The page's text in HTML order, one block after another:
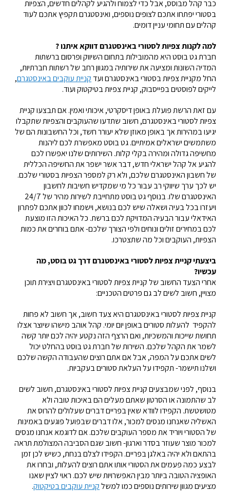
כבר קהל מבוסס, אבל כדי לצמוח ולהגיע לקהלים חדשים, הצפיות
בסטורי יפתחו אתכם לצופים נוספים, ואינסטגרם תקפיץ אתכם לעוד
קהלים עם תחומי עניין דומים.
למה לקנות צפיות לסטורי באינסטגרם דווקאאיתנו?
חברת גט בוסט היא מהמובילות בתחום השיווק ופרסום ברשתות
המדיה השונות ומציעה את שירותיה במגוון רחב של רשתות חברתיות,
החל מקניית צפיות בסטורי באינסטגרם ועדקניית עוקבים באינסטגרם,
לייקים לפוסטים בפייסבוק, קניית צפיות בטיקטוק ועוד.
עם זאת הרשת פועלת באופן דיסקרטי, איכותי ואמין. אם תבצעו קניית
צפיות לסטורי באינסטגרם, חשוב שתדעו שהעוקבים והצפיות שתקבלו
יגיעו במהירות אך באופן מאוזן שלא יעורר חשד, וכל החשבונות הם של
משתמשים ישראלים אמיתיים. גט בוסט מאפשרת לכם ליהנות
מחשיפה גדולה ומהירה בקלי קלות. השירותים שלנו יאפשרו לכם
להגיע אל קהל ישראלי חדש, דבר אשר ישפר את החשיפה הכללית
של חשבון האינסטגרם שלכם, ולא רק למספר הצפיות בסטורי שלכם.
יש לכך ערך שיווקי רב עבור כל מי שמקדיש חשיבות לחשבון
האינסטגרם שלו. בנוסף גט בוסט מתחייבת לשירות מהיר של 24/7
ויעזרו בכל בעיה ושאלה שיש לכם בנושא, וישמחו לכוון אתכם לפתרון
האידאלי עבור הבעיה המדויקת לכם ברשת. כל האיכות הזו מוצעת
לכם במחירים זולים ונוחים ולפי הצורך שלכם- אתם בוחרים את כמות
הצפיות, העוקבים וכל מה שתצטרכו.
ביצעתי קניית צפיות לסטורי באינסטגרם דרך גט בוסט, מה
עכשיו?
אחרי הצעד החשוב של קניית צפיות לסטורי באינסטגרם ויצירת תוכן
מצויין, חשוב לשים לב גם פרטים הטכניים:
קניית צפיות לסטורי באינסטגרם היא צעד חשוב, אך חשוב לא פחות
להקפיד להעלות סטורים באופן יום יומי. קהל אוהב מישהו שיוצר אצלו
תחושת שייכות והמשכיות, ואם הרצף הזה נקטע יהיה לכם יותר קשה
לשמר את הקהל שלכם. השירות של חברת גט בוסט בהחלט יכול
לשים אתכם על המפה, אבל אם אתם רוצים שהעבודה הקשה שלכם
ושלנו תישמר- תקפידו על העלאת סטורים בעקביות.
בנוסף, לפני שמבצעים קניית צפיות לסטורי באינסטגרם, חשוב לשים
לב שהתמונה או הסרטון שאתם מעלים הם באיכות טובה ולא
מטושטשת. הקפידו לוודא שאין בפריים דברים שעלולים להרוס את
האשליה שאנחנו מנסים למכור, אלו דברים שבפועל פוגעים באמינות
של הסטורי ויוריד את מספר העוקבים שלכם. אם לדוגמא אנחנו מנסים
למכור מוצר שעוזר בסדר וארגון- חשוב שגם הסביבה המצולמת תראה
בהתאם ולא יהיה באלגן בפריים. הקפידו לצלם בנחת, כשיש לכן זמן
לבצע כמה פעמים את הסטורי אותו אתם רוצים להעלות, ובחרו את
האופציה הטובה ביותר מבין האפשרויות שיש לכם. ראוי לציין שאנו
מציעים מגוון שירותים נוספים כמו למשלקניית עוקבים בטיקטוק.